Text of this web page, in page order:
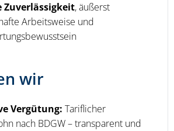
Zuverlässigkeit, äußerst
Arbeitsweise und
wir
Vergütung: Tariflicher
nach BDGW – transparent und